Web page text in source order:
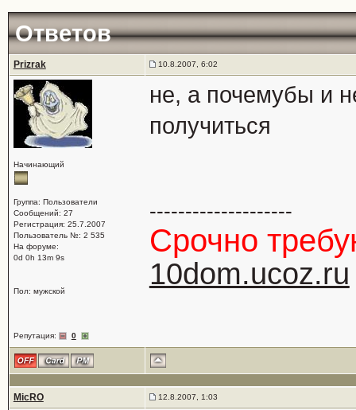
Ответов
Prizrak 10.8.2007, 6:02
Начинающий
Группа: Пользователи
Сообщений: 27
Регистрация: 25.7.2007
Пользователь №: 2 535
На форуме:
0d 0h 13m 9s
Пол: мужской
Репутация: 0
не, а почемубы и
получиться
--------------------
Срочно
10dom.ucoz.ru
MicRO 12.8.2007, 1:03